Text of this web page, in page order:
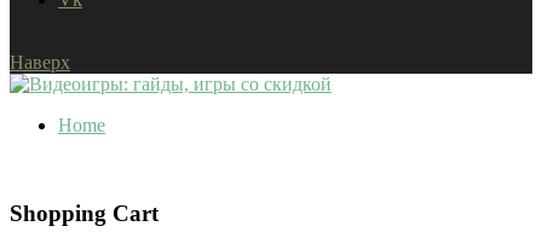
Наверх
Home
Shopping Cart